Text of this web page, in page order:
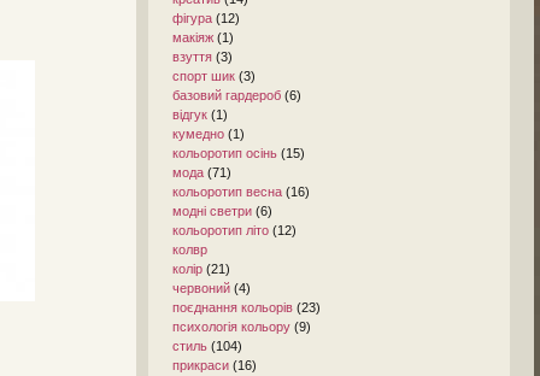
фігура (12)
макіяж (1)
взуття (3)
спорт шик (3)
базовий гардероб (6)
відгук (1)
кумедно (1)
кольоротип осінь (15)
мода (71)
кольоротип весна (16)
модні светри (6)
кольоротип літо (12)
колвр
колір (21)
червоний (4)
поєднання кольорів (23)
психологія кольору (9)
стиль (104)
прикраси (16)